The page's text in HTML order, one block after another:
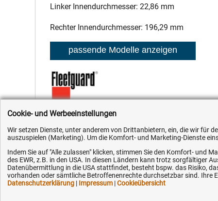
Linker Innendurchmesser: 22,86 mm
Rechter Innendurchmesser: 196,29 mm
Kundenhotline (Festnetz):
Cookie- und Werbeeinstellungen
Wir setzen Dienste, unter anderem von Drittanbietern, ein, die wir für
auszuspielen (Marketing). Um die Komfort- und Marketing-Dienste
Indem Sie auf "Alle zulassen" klicken, stimmen Sie den Komfort- und
des EWR, z.B. in den USA. In diesen Ländern kann trotz sorgfältiger
Datenübermittlung in die USA stattfindet, besteht bspw. das Risiko,
vorhanden oder sämtliche Betroffenenrechte durchsetzbar sind. Ihre
Datenschutzerklärung | Impressum |Cookieübersicht